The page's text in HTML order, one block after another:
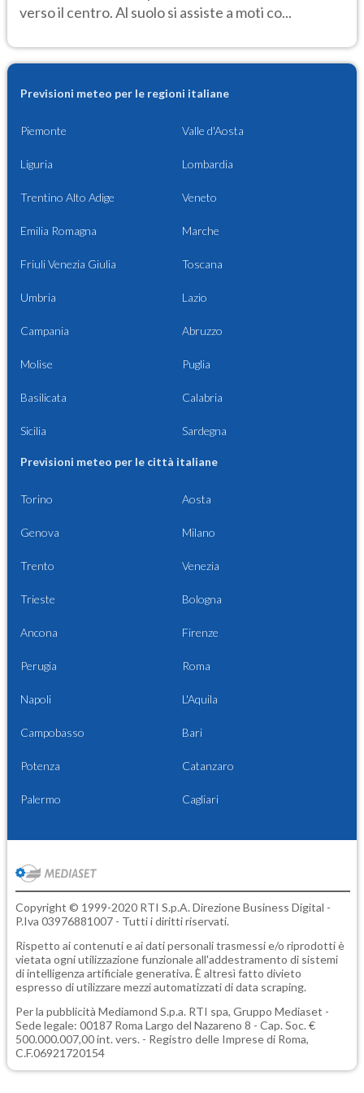
verso il centro. Al suolo si assiste a moti co...
Previsioni meteo per le regioni italiane
Piemonte Valle d'Aosta
Liguria Lombardia
Trentino Alto Adige Veneto
Emilia Romagna Marche
Friuli Venezia Giulia Toscana
Umbria Lazio
Campania Abruzzo
Molise Puglia
Basilicata Calabria
Sicilia Sardegna
Previsioni meteo per le città italiane
Torino Aosta
Genova Milano
Trento Venezia
Trieste Bologna
Ancona Firenze
Perugia Roma
Napoli L'Aquila
Campobasso Bari
Potenza Catanzaro
Palermo Cagliari
Copyright © 1999-2020 RTI S.p.A. Direzione Business Digital -
P.Iva 03976881007 - Tutti i diritti riservati.
Rispetto ai contenuti e ai dati personali trasmessi e/o riprodotti è
vietata ogni utilizzazione funzionale all'addestramento di sistemi
di intelligenza artificiale generativa. È altresì fatto divieto
espresso di utilizzare mezzi automatizzati di data scraping.
Per la pubblicità Mediamond S.p.a. RTI spa, Gruppo Mediaset -
Sede legale: 00187 Roma Largo del Nazareno 8 - Cap. Soc. €
500.000.007,00 int. vers. - Registro delle Imprese di Roma,
C.F.06921720154